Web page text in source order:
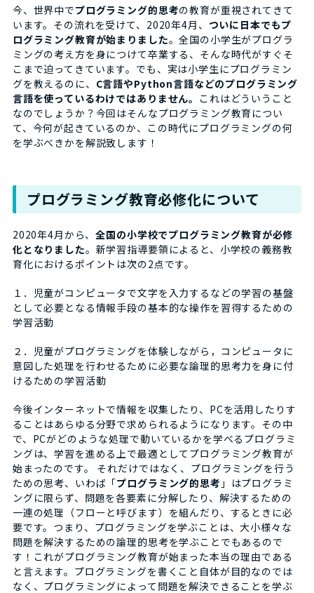
今、世界中でプログラミング的思考の教育が重視されてきて
います。その流れを受けて、2020年4月、 ついに日本でもプ
ログラミング教育が始まりました。全国の小学生がプログラ
ミングの考え方を身につけて卒業する、そんな時代がすぐそ
こまで迫ってきています。でも、実は小学生にプログラミン
グを教えるのに、 C言語やPython言語などのプログラミング
言語を使っているわけではありません。 これはどういうこと
なのでしょうか？今回はそんなプログラミング教育につい
て、今何が起きているのか、この時代にプログラミングの何
を学ぶべきかを解説致します！
プログラミング教育必修化について
2020年4月から、全国の小学校でプログラミング教育が必修
化となりました。新学習指導要領によると、小学校の義務教
育化におけるポイントは次の2点です。
１．児童がコンピュータで文字を入力するなどの学習の基盤
として必要となる情報手段の基本的な操作を習得するための
学習活動
２．児童がプログラミングを体験しながら，コンピュータに
意図した処理を行わせるために必要な論理的思考力を身に付
けるための学習活動
今後インターネットで情報を収集したり、PCを活用したりす
ることはあらゆる分野で求められるようになります。その中
で、PCがどのような処理で動いているかを学べるプログラミ
ングは、学習を進める上で最適としてプログラミング教育が
始まったのです。 それだけではなく、プログラミングを行う
ための思考、いわば「プログラミング的思考 」はプログラミ
ングに限らず、問題を各要素に分解したり、解決するための
一連の処理（フローと呼びます）を組んだり、するときに必
要です。つまり、プログラミングを学ぶことは、大小様々な
問題を解決するための論理的思考を学ぶことでもあるので
す！これがプログラミング教育が始まった本当の理由である
と言えます。プログラミングを書くこと自体が目的なのでは
なく、プログラミングによって問題を解決できることを学ぶ